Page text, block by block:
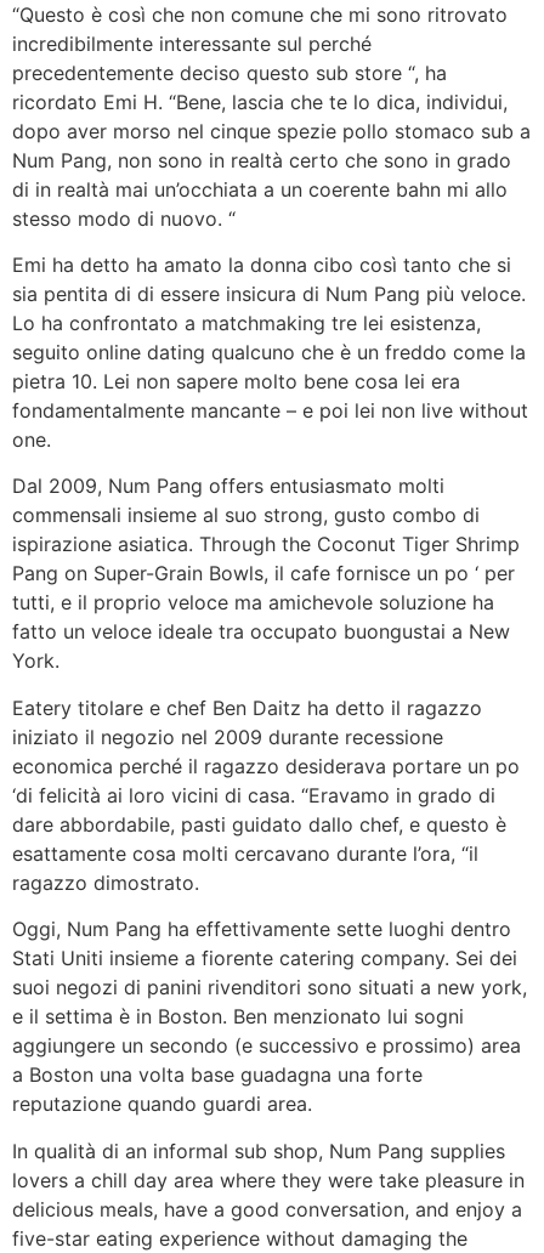
“Questo è così che non comune che mi sono ritrovato
incredibilmente interessante sul perché
precedentemente deciso questo sub store “, ha
ricordato Emi H. “Bene, lascia che te lo dica, individui,
dopo aver morso nel cinque spezie pollo stomaco sub a
Num Pang, non sono in realtà certo che sono in grado
di in realtà mai un’occhiata a un coerente bahn mi allo
stesso modo di nuovo. “
Emi ha detto ha amato la donna cibo così tanto che si
sia pentita di di essere insicura di Num Pang più veloce.
Lo ha confrontato a matchmaking tre lei esistenza,
seguito online dating qualcuno che è un freddo come la
pietra 10. Lei non sapere molto bene cosa lei era
fondamentalmente mancante – e poi lei non live without
one.
Dal 2009, Num Pang offers entusiasmato molti
commensali insieme al suo strong, gusto combo di
ispirazione asiatica. Through the Coconut Tiger Shrimp
Pang on Super-Grain Bowls, il cafe fornisce un po ‘ per
tutti, e il proprio veloce ma amichevole soluzione ha
fatto un veloce ideale tra occupato buongustai a New
York.
Eatery titolare e chef Ben Daitz ha detto il ragazzo
iniziato il negozio nel 2009 durante recessione
economica perché il ragazzo desiderava portare un po
‘di felicità ai loro vicini di casa. “Eravamo in grado di
dare abbordabile, pasti guidato dallo chef, e questo è
esattamente cosa molti cercavano durante l’ora, “il
ragazzo dimostrato.
Oggi, Num Pang ha effettivamente sette luoghi dentro
Stati Uniti insieme a fiorente catering company. Sei dei
suoi negozi di panini rivenditori sono situati a new york,
e il settima è in Boston. Ben menzionato lui sogni
aggiungere un secondo (e successivo e prossimo) area
a Boston una volta base guadagna una forte
reputazione quando guardi area.
In qualità di an informal sub shop, Num Pang supplies
lovers a chill day area where they were take pleasure in
delicious meals, have a good conversation, and enjoy a
five-star eating experience without damaging the